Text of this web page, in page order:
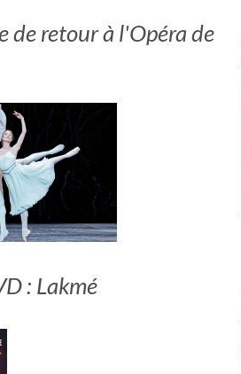
de retour à l'Opéra de
: Lakmé